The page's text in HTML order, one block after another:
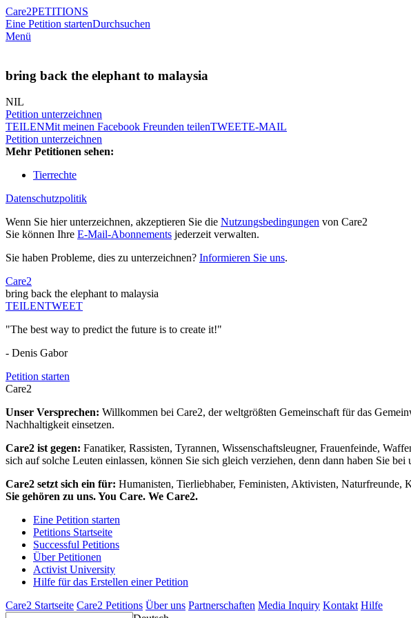
Care2PETITIONS
Eine Petition startenDurchsuchen
Menü
bring back the elephant to malaysia
NIL
Petition unterzeichnen
TEILENMit meinen Facebook Freunden teilenTWEETE-MAIL
Petition unterzeichnen
Mehr Petitionen sehen:
Tierrechte
Datenschutzpolitik
Wenn Sie hier unterzeichnen, akzeptieren Sie die Nutzungsbedingungen von Care2
Sie können Ihre E-Mail-Abonnements jederzeit verwalten.
Sie haben Probleme, dies zu unterzeichnen? Informieren Sie uns.
Care2
bring back the elephant to malaysia
TEILENTWEET
"The best way to predict the future is to create it!"
- Denis Gabor
Petition starten
Care2
Unser Versprechen: Willkommen bei Care2, der weltgrößten Gemeinschaft für das
Nachhaltigkeit einsetzen.
Care2 ist gegen: Fanatiker, Rassisten, Tyrannen, Wissenschaftsleugner, Frauenfeinde,
sich auf solche Leuten einlassen, können Sie sich gleich verziehen, denn dann haben Sie bei
Care2 setzt sich ein für: Humanisten, Tierliebhaber, Feministen, Aktivisten,
Sie gehören zu uns. You Care. We Care2.
Eine Petition starten
Petitions Startseite
Successful Petitions
Über Petitionen
Activist University
Hilfe für das Erstellen einer Petition
Care2 Startseite Care2 Petitions Über uns Partnerschaften Media Inquiry Kontakt Hilfe